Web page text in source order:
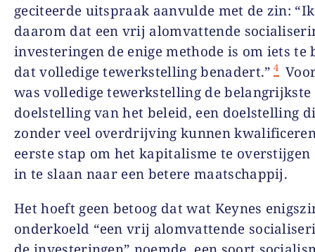
geciteerde uitspraak aanvulde met de zin:
daarom dat een vrij alomvattende
investeringen de enige methode is om iets te
dat volledige tewerkstelling benadert.” 4
was volledige tewerkstelling de belangrijkste
doelstelling van het beleid, een doelstelling
zonder veel overdrijving kunnen
eerste stap om het kapitalisme te overstijgen
in te slaan naar een betere maatschappij.
Het hoeft geen betoog dat wat Keynes
onderkoeld “een vrij alomvattende